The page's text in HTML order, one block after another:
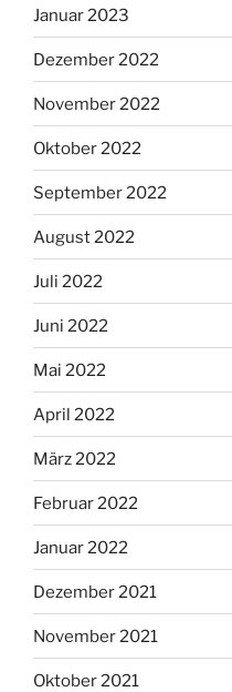
Januar 2023
Dezember 2022
November 2022
Oktober 2022
September 2022
August 2022
Juli 2022
Juni 2022
Mai 2022
April 2022
März 2022
Februar 2022
Januar 2022
Dezember 2021
November 2021
Oktober 2021